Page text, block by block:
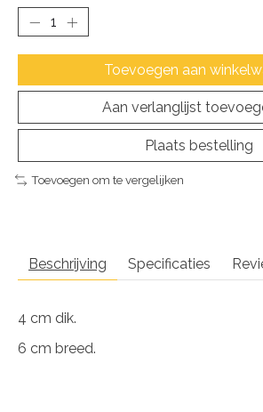
Toevoegen aan
Aan verlanglijst
Plaats bestelling
Toevoegen om te vergelijken
Beschrijving Specificaties
4 cm dik.
6 cm breed.